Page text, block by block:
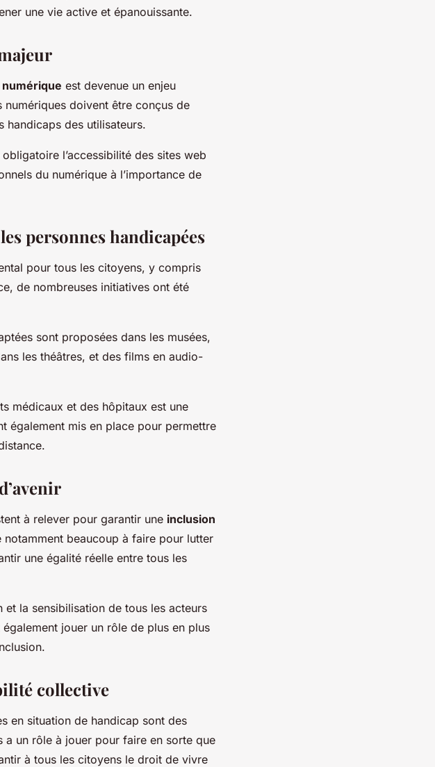
une vie active et épanouissante.
est devenue un enjeu
doivent être conçus de
handicaps des utilisateurs.
l’accessibilité des sites web
du numérique à l’importance de
personnes handicapées
pour tous les citoyens, y compris
de nombreuses initiatives ont été
sont proposées dans les musées,
les théâtres, et des films en audio-
médicaux et des hôpitaux est une
également mis en place pour permettre
à relever pour garantir une inclusion
beaucoup à faire pour lutter
une égalité réelle entre tous les
et la sensibilisation de tous les acteurs
jouer un rôle de plus en plus
collective
en situation de handicap sont des
a un rôle à jouer pour faire en sorte que
à tous les citoyens le droit de vivre